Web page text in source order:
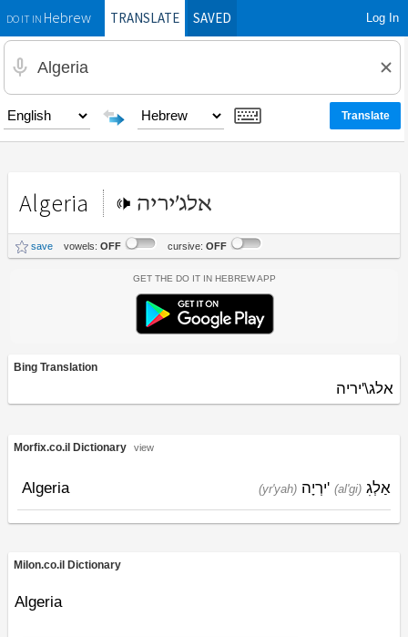
DO IT INHebrewTRANSLATE SAVED Log In
Algeria אלג'יריה
save vowels: OFF cursive: OFF
Get the Do It In Hebrew App
Bing Translation
אלג\'יריה
Morfix.co.il Dictionary view
Algeria (al'gi) אַלְגִ '
(yr'yah) ירְיָה
Milon.co.il Dictionary
Algeria